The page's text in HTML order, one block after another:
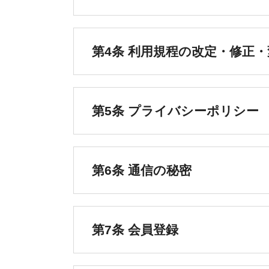
第4条 利用規程の改定・修正
第5条 プライバシーポリシー
第6条 通信の秘密
第7条 会員登録